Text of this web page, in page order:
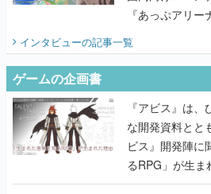
『あっぷアリ
インタビューの記事一覧
ゲームの企画書
『アビス』は
な開発資料とと
ビス』開発陣に
るRPG」が生
書】